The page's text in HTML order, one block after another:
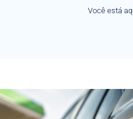
Você está